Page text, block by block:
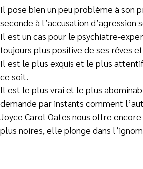
Il pose bien un peu problème à son
seconde à l’accusation
Il est un cas pour le psychiatre-
toujours plus positive de ses rêves
Il est le plus exquis et le plus
ce soit.
Il est le plus vrai et le plus
demande par instants comment
Joyce Carol Oates nous offre
plus noires, elle plonge dans